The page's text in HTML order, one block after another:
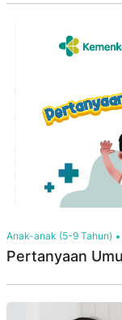
Anak-anak (5-9 Tahun)
Pertanyaan